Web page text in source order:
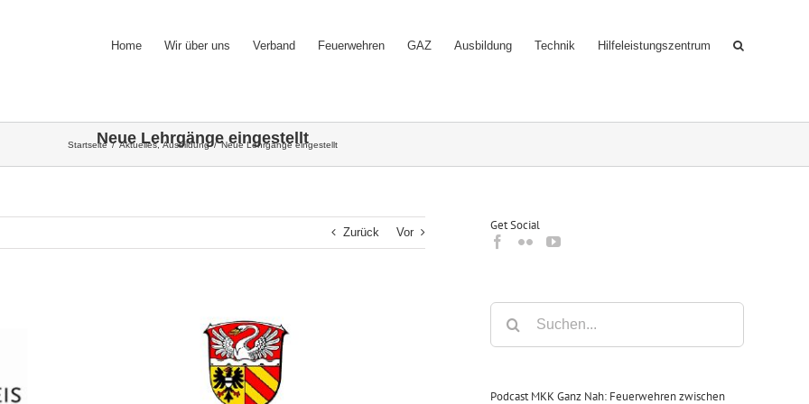
Home Wir über uns Verband Feuerwehren GAZ Ausbildung Technik Hilfeleistungszentrum
Neue Lehrgänge eingestellt
Startseite / Aktuelles,Ausbildung / Neue Lehrgänge eingestellt
Zurück Vor Get Social
Suche
nach:
Podcast MKK Ganz Nah: Feuerwehren zwischen